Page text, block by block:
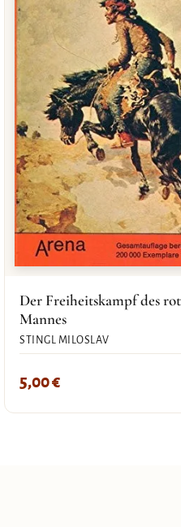
Der Freiheitskampf des
Mannes
STINGL MILOSLAV
5,00€